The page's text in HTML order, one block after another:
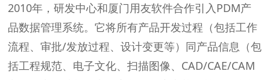
2010年，研发中心和厦门用友软件合作引入PDM产
品数据管理系统。它将所有产品开发过程（包括工作
流程、审批/发放过程、设计变更等）同产品信息（包
括工程规范、电子文化、扫描图像、CAD/CAE/CAM